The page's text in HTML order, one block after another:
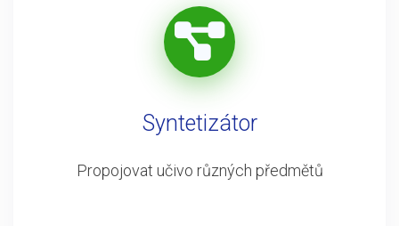
Syntetizátor
Propojovat učivo různých předmětů